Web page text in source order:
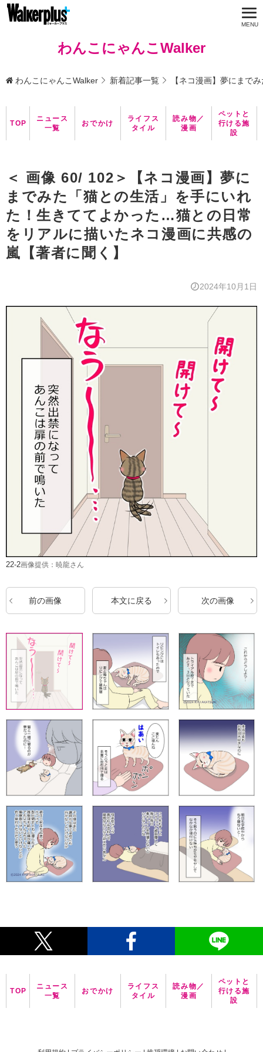
わんこにゃんこWalker
わんこにゃんこWalker 新着記事一覧 【ネコ漫画】夢にまで
TOP
ニュース
一覧
おでかけ
ライフス
タイル
読み物／
漫画
ペットと
行ける施
設
＜ 画像 60/ 102＞【ネコ漫画】夢に
までみた「猫との生活」を手にいれ
た！生きててよかった…猫との日常
をリアルに描いたネコ漫画に共感の
嵐【著者に聞く】
2024年10月1日
22-2画像提供：暁龍さん
前の画像 本文に戻る 次の画像
TOP
ニュース
一覧
おでかけ
ライフス
タイル
読み物／
漫画
ペットと
行ける施
設